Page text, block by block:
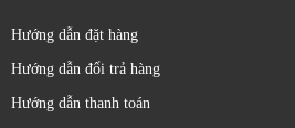
Hướng dẫn đặt hàng
Hướng dẫn đổi trả hàng
Hướng dẫn thanh toán